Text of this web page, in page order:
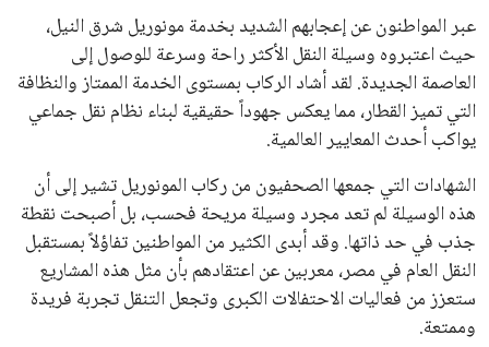
عبر المواطنون عن إعجابهم الشديد بخدمة مونوريل شرق النيل،
حيث اعتبروه وسيلة النقل الأكثر راحة وسرعة للوصول إلى
العاصمة الجديدة. لقد أشاد الركاب بمستوى الخدمة الممتاز والنظافة
التي تميز القطار، مما يعكس جهوداً حقيقية لبناء نظام نقل جماعي
يواكب أحدث المعايير العالمية.
الشهادات التي جمعها الصحفيون من ركاب المونوريل تشير إلى أن
هذه الوسيلة لم تعد مجرد وسيلة مريحة فحسب، بل أصبحت نقطة
جذب في حد ذاتها. وقد أبدى الكثير من المواطنين تفاؤلاً بمستقبل
النقل العام في مصر، معربين عن اعتقادهم بأن مثل هذه المشاريع
ستعزز من فعاليات الاحتفالات الكبرى وتجعل التنقل تجربة فريدة
وممتعة.